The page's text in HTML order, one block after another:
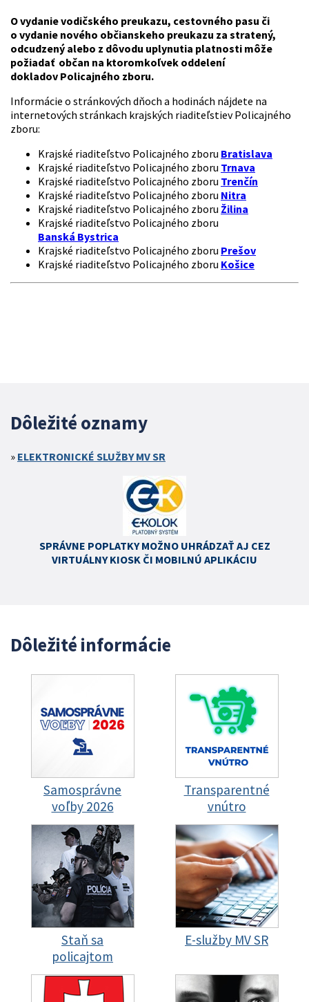
O vydanie vodičského preukazu, cestovného pasu či
o vydanie nového občianskeho preukazu za stratený,
odcudzený alebo z dôvodu uplynutia platnosti môže
požiadať občan na ktoromkoľvek oddelení
dokladov Policajného zboru.
Informácie o stránkových dňoch a hodinách nájdete na
internetových stránkach krajských riaditeľstiev Policajného
zboru:
Krajské riaditeľstvo Policajného zboru Bratislava
Krajské riaditeľstvo Policajného zboru Trnava
Krajské riaditeľstvo Policajného zboru Trenčín
Krajské riaditeľstvo Policajného zboru Nitra
Krajské riaditeľstvo Policajného zboru Žilina
Krajské riaditeľstvo Policajného zboru
Banská Bystrica
Krajské riaditeľstvo Policajného zboru Prešov
Krajské riaditeľstvo Policajného zboru Košice
Dôležité oznamy
ELEKTRONICKÉ SLUŽBY MV SR
SPRÁVNE POPLATKY MOŽNO UHRÁDZAŤ AJ CEZ
VIRTUÁLNY KIOSK ČI MOBILNÚ APLIKÁCIU
Dôležité informácie
Samosprávne
voľby 2026
Transparentné
vnútro
Staň sa
policajtom
E-služby MV SR